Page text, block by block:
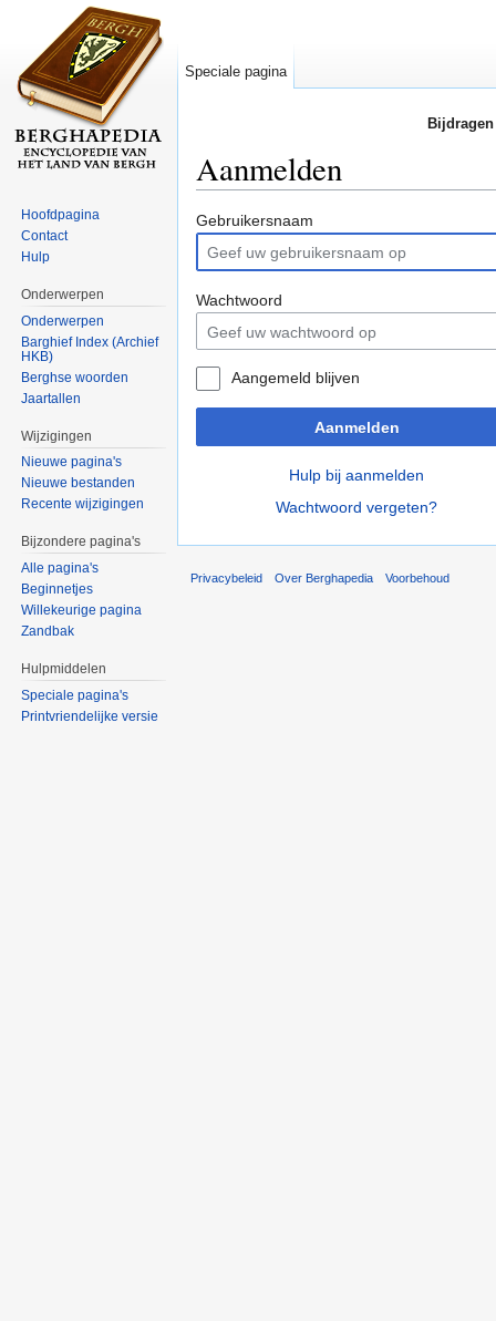
Aanmelden
Gebruikersnaam
Wachtwoord
Aangemeld blijven
Aanmelden
Hulp bij aanmelden
Wachtwoord vergeten?
Speciale pagina
Hoofdpagina
Contact
Hulp
Onderwerpen
Onderwerpen
Barghief Index (Archief
HKB)
Berghse woorden
Jaartallen
Wijzigingen
Nieuwe pagina's
Nieuwe bestanden
Recente wijzigingen
Bijzondere pagina's
Alle pagina's
Beginnetjes
Willekeurige pagina
Zandbak
Hulpmiddelen
Speciale pagina's
Printvriendelijke versie
Privacybeleid Over Berghapedia Voorbehoud